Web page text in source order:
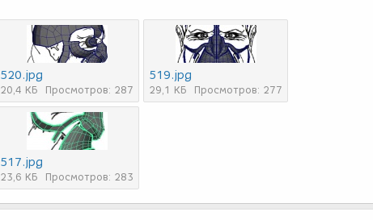
520.jpg
20,4 КБ Просмотров: 287
519.jpg
29,1 КБ Просмотров: 277
517.jpg
23,6 КБ Просмотров: 283